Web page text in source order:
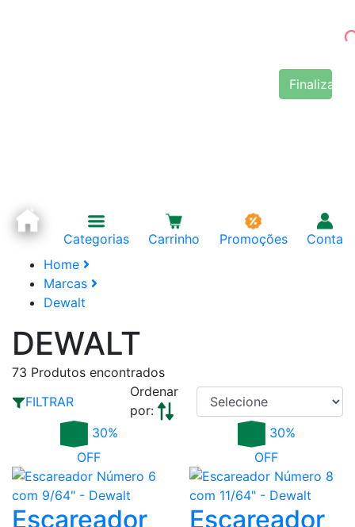
Finalizar
Categorias Carrinho Promoções
Conta
Home
Marcas
Dewalt
DEWALT
73 Produtos encontrados
FILTRAR
Ordenar
por:
30%
OFF
Escareador
30%
OFF
Escareador